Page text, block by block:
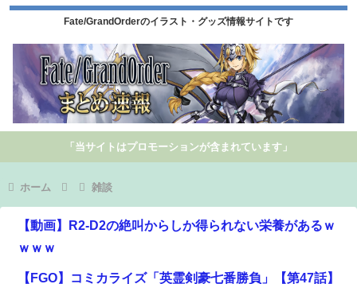
Fate/GrandOrderのイラスト・グッズ情報サイトです
「当サイトはプロモーションが含まれています」
ホーム 雑談
【動画】R2-D2の絶叫からしか得られない栄養があるｗ
ｗｗｗ
【FGO】コミカライズ「英霊剣豪七番勝負」【第47話】